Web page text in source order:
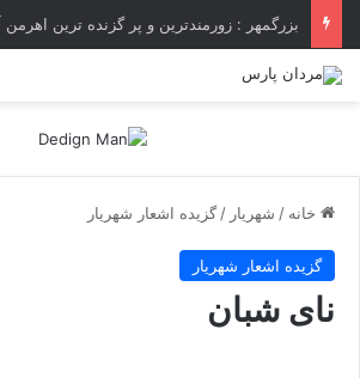
خانه / شهریار / گزیده اشعار شهریار
گزیده اشعار شهریار
نای شبان